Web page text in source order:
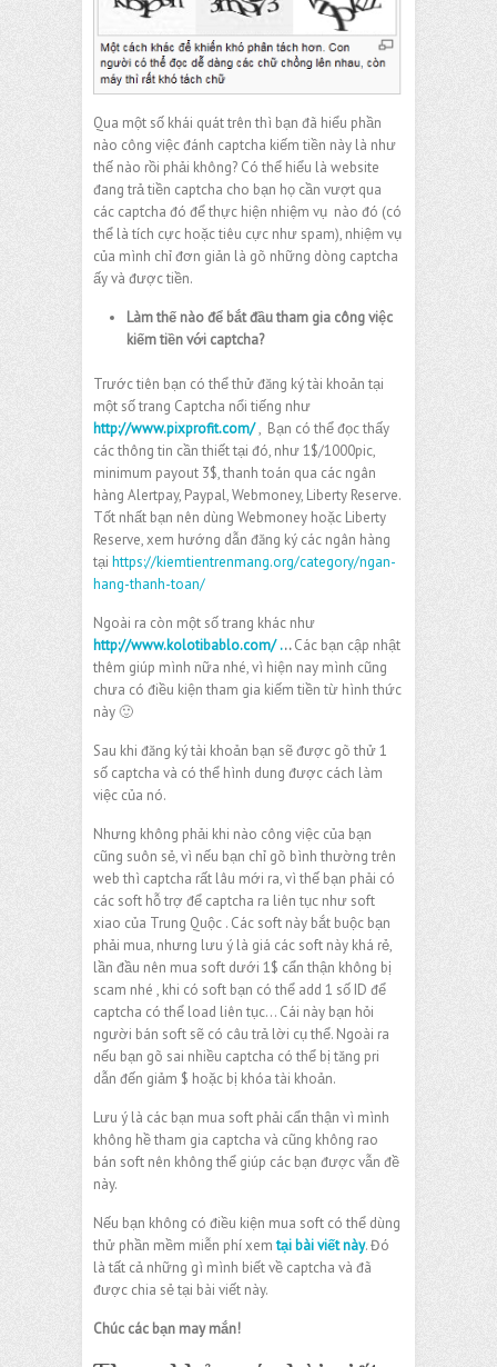
Qua một số khái quát trên thì bạn đã hiểu phần
nào công việc đánh captcha kiếm tiền này là như
thế nào rồi phải không? Có thể hiểu là website
đang trả tiền captcha cho bạn họ cần vượt qua
các captcha đó để thực hiện nhiệm vụ nào đó (có
thể là tích cực hoặc tiêu cực như spam), nhiệm vụ
của mình chỉ đơn giản là gõ những dòng captcha
ấy và được tiền.
Làm thế nào để bắt đầu tham gia công việc
kiếm tiền với captcha?
Trước tiên bạn có thể thử đăng ký tài khoản tại
một số trang Captcha nổi tiếng như
http://www.pixprofit.com/, Bạn có thể đọc thấy
các thông tin cần thiết tại đó, như 1$/1000pic,
minimum payout 3$, thanh toán qua các ngân
hàng Alertpay, Paypal, Webmoney, Liberty Reserve.
Tốt nhất bạn nên dùng Webmoney hoặc Liberty
Reserve, xem hướng dẫn đăng ký các ngân hàng
tại https://kiemtientrenmang.org/category/ngan-
hang-thanh-toan/
Ngoài ra còn một số trang khác như
http://www.kolotibablo.com/ ...Các bạn cập nhật
thêm giúp mình nữa nhé, vì hiện nay mình cũng
chưa có điều kiện tham gia kiếm tiền từ hình thức
này 🙂
Sau khi đăng ký tài khoản bạn sẽ được gõ thử 1
số captcha và có thể hình dung được cách làm
việc của nó.
Nhưng không phải khi nào công việc của bạn
cũng suôn sẻ, vì nếu bạn chỉ gõ bình thường trên
web thì captcha rất lâu mới ra, vì thế bạn phải có
các soft hỗ trợ để captcha ra liên tục như soft
xiao của Trung Quộc . Các soft này bắt buộc bạn
phải mua, nhưng lưu ý là giá các soft này khá rẻ,
lần đầu nên mua soft dưới 1$ cẩn thận không bị
scam nhé , khi có soft bạn có thể add 1 số ID để
captcha có thể load liên tục… Cái này bạn hỏi
người bán soft sẽ có câu trả lời cụ thể. Ngoài ra
nếu bạn gõ sai nhiều captcha có thể bị tăng pri
dẫn đến giảm $ hoặc bị khóa tài khoản.
Lưu ý là các bạn mua soft phải cẩn thận vì mình
không hề tham gia captcha và cũng không rao
bán soft nên không thể giúp các bạn được vẫn đề
này.
Nếu bạn không có điều kiện mua soft có thể dùng
thử phần mềm miễn phí xemtại bài viết này. Đó
là tất cả những gì mình biết về captcha và đã
được chia sẻ tại bài viết này.
Chúc các bạn may mắn!